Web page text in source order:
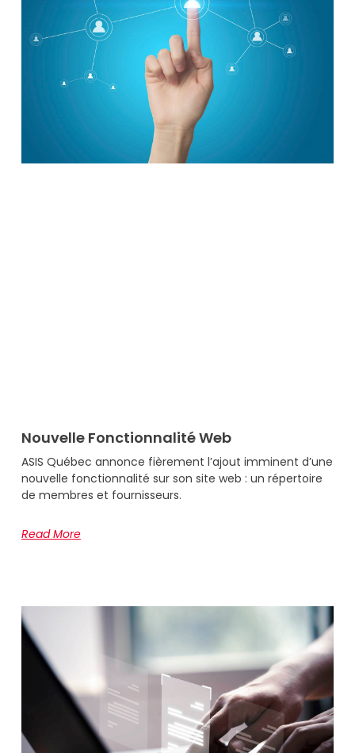
Nouvelle Fonctionnalité Web
ASIS Québec annonce fièrement l’ajout imminent d’une
nouvelle fonctionnalité sur son site web : un répertoire
de membres et fournisseurs.
Read More